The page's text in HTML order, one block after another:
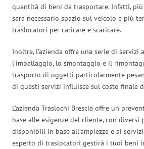
quantità di beni da trasportare. Infatti,
sarà necessario spazio sul veicolo e più
traslocatori per caricare e scaricare.
Inoltre, l’azienda offre una serie di servizi
l’imballaggio, lo smontaggio e il
trasporto di oggetti particolarmente
di questi servizi influisce sul costo finale
L’azienda Traslochi Brescia offre un
base alle esigenze del cliente, con diversi
disponibili in base all’ampiezza e ai
esperto di traslocatori gestirà i tuoi beni